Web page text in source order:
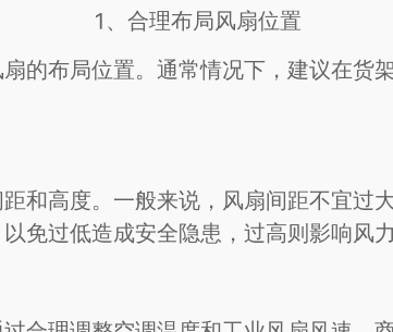
1、合理布局风扇位置
的布局位置。通常情况下，建议在货
和高度。一般来说，风扇间距不宜过
免过低造成安全隐患，过高则影响风力